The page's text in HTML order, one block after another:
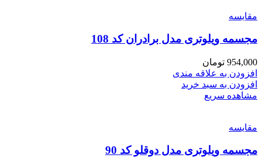
مقایسه
مجسمه ویلوتری مدل برادران کد 108
954,000 تومان
افزودن به علاقه مندی
افزودن به سبد خرید
مشاهده سریع
مقایسه
مجسمه ویلوتری مدل دوقلو کد 90